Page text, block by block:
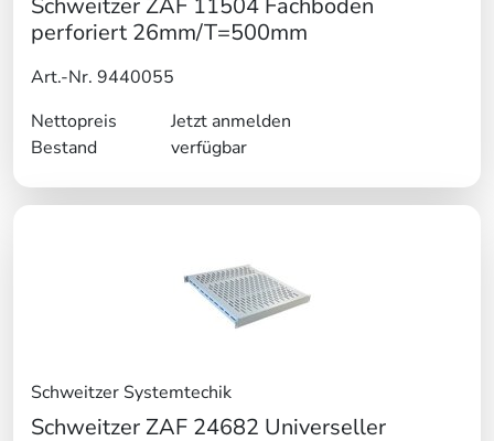
Schweitzer ZAF 11504 Fachboden
perforiert 26mm/T=500mm
Art.-Nr. 9440055
Nettopreis
Jetzt anmelden
Bestand
verfügbar
Schweitzer Systemtechik
Schweitzer ZAF 24682 Universeller